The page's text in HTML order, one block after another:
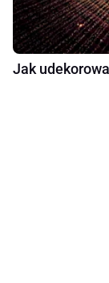
Jak